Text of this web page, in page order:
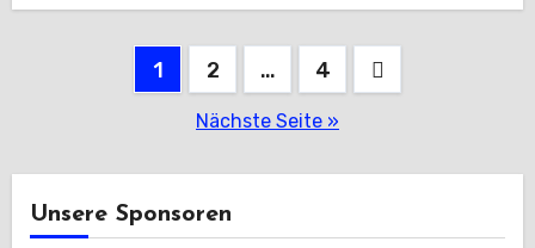
Seitennummerierung
Beiträge
1 2 … 4
Nächste Seite »
Unsere Sponsoren